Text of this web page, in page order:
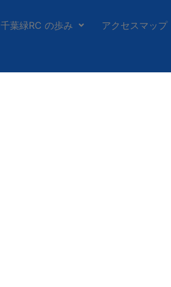
千葉緑RC の歩み アクセスマップ